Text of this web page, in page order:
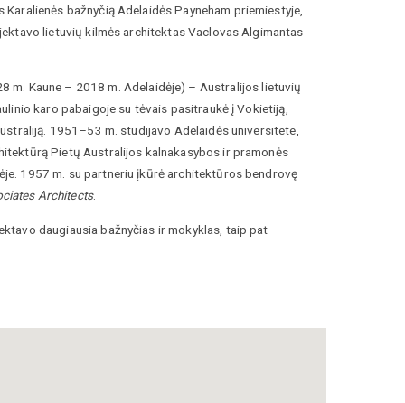
Karalienės bažnyčią Adelaidės Payneham priemiestyje,
lietuvių kilmės architektas Vaclovas Algimantas
m. Kaune – 2018 m. Adelaidėje) – Australijos lietuvių
karo pabaigoje su tėvais pasitraukė į Vokietiją,
1951–53 m. studijavo Adelaidės universitete,
Pietų Australijos kalnakasybos ir pramonės
1957 m. su partneriu įkūrė architektūros bendrovę
Architects.
daugiausia bažnyčias ir mokyklas, taip pat
Svarbiausi projektai: Prisikėlimo bažnyčia North
bažnyčia (1970 m., abi Pietų Australijos